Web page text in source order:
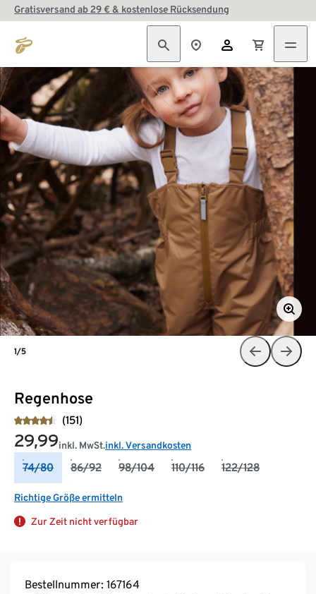
Gratisversand ab 29 € & kostenlose Rücksendung
Regenhose
(151)
29,99inkl. MwSt.inkl. Versandkosten
74/80 86/92 98/104 110/116 122/128
Richtige Größe ermitteln
Zur Zeit nicht verfügbar
1/5
Bestellnummer: 167164